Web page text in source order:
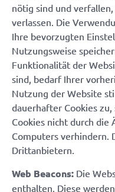
nötig sind und
verlassen. Die
Ihre bevorzugten
Nutzungsweise
Funktionalität der
sind, bedarf Ihrer
Nutzung der Website
dauerhafter Cookies
Cookies nicht durch die
Computers verhindern.
Drittanbietern.
Web Beacons: Die
enthalten. Diese